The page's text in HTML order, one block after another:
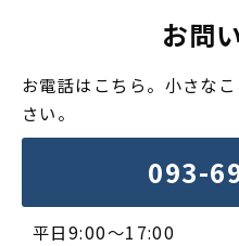
お問
お電話はこちら。小さな
さい。
093-
平日9:00～17:00